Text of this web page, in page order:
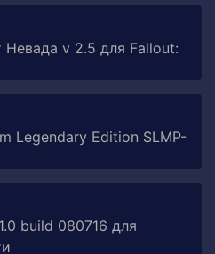
v 2.5 для Fallout:
Legendary Edition SLMP-
build 080716 для